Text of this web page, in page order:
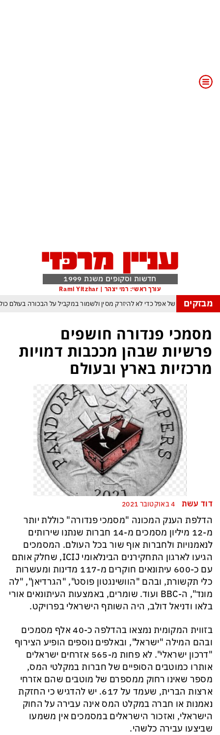
חדשות וסקופים משנת 1999
עורך ראשי: רמי יצהר | Rami Yitzhar
מבזקיםהטריק של אפל כדי לא להיזרק מסין ולשמור במקביל על הבכורה בעולם
של טראמפ המאיים למוטט את כלכלת ארה״ב ומבודד את ישראל יותר מאי
ופקיסטן הגרעינית חותמות על הסכם הגנה המשנה מהיסוד את מאזן הכוחות
במשחק חסר החשיבות מדגישה את התגברות החוליגניזם הפראי בכדורגל
פיפ״א: הכסף הערבי עלול לנצח ולסכן את הכדורגל האירופי וכמובן גם את
מסמכי פנדורה חושפים
פרשיות שבהן מככבות דמויות
מרכזיות בארץ ובעולם
דוד עשת
הדלפת הענק המכונה "מסמכי פנדורה" כוללת יותר
מ-12 מיליון מסמכים מ-14 חברות שנתנו שירותים
לנאמנויות ולחברות אוף שור בכל העולם. המסמכים
הגיעו לארגון התחקירנים הבינלאומי ICIJ, שחלק אותם
עם כ-600 עיתונאים חוקרים מ-117 מדינות ומעשרות
כלי תקשורת, ובהם "הוושינגטון פוסט", "הגרדיאן", "לה
מונד", ה-BBC ועוד. שומרים, באמצעות העיתונאים אורי
בלאו ודניאל דולב, היה השותף הישראלי בפרויקט.
בזווית המקומית נמצאו בהדלפה כ-40 אלף מסמכים
ובהם המילה "ישראל", ובאלפים נוספים הופיע הצירוף
"דרכון ישראלי". לא פחות מ-565 אזרחים ישראלים
אותרו כמוטבים הסופיים של חברות במקלטי המס,
מספר שאינו רחוק ממספרם של מוטבים שהם אזרחי
ארצות הברית, שעמד על 617. יש להדגיש כי החזקת
נאמנות או חברה במקלט המס אינה עבירה על החוק
הישראלי, ואזכור הישראלים במסמכים אין משמעו
שביצעו עבירה כלשהי.